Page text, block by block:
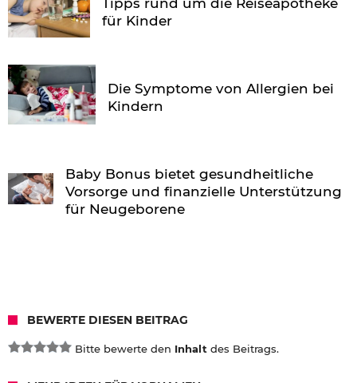
für Kinder
Die Symptome von Allergien bei
Kindern
Baby Bonus bietet gesundheitliche
Vorsorge und finanzielle Unterstützung
für Neugeborene
BEWERTE DIESEN BEITRAG
Bitte bewerte den Inhalt des Beitrags.